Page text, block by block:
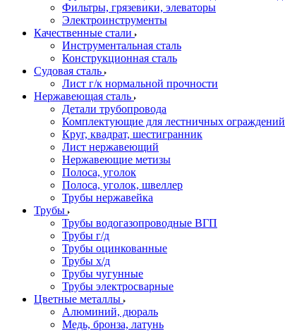
Фильтры, грязевики, элеваторы
Электроинструменты
Качественные стали
Инструментальная сталь
Конструкционная сталь
Судовая сталь
Лист г/к нормальной прочности
Нержавеющая сталь
Детали трубопровода
Комплектующие для лестничных ограждений
Круг, квадрат, шестигранник
Лист нержавеющий
Нержавеющие метизы
Полоса, уголок
Полоса, уголок, швеллер
Трубы нержавейка
Трубы
Трубы водогазопроводные ВГП
Трубы г/д
Трубы оцинкованные
Трубы х/д
Трубы чугунные
Трубы электросварные
Цветные металлы
Алюминий, дюраль
Медь, бронза, латунь